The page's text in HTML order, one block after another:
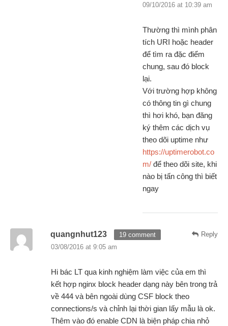
09/10/2016 at 10:39 am
Thường thì mình phân
tích URI hoặc header
để tìm ra đặc điểm
chung, sau đó block
lại.
Với trường hợp không
có thông tin gì chung
thì hơi khó, bạn đăng
ký thêm các dịch vụ
theo dõi uptime như
https://uptimerobot.co
m/ để theo dõi site, khi
nào bị tấn công thì biết
ngay
Reply
quangnhut123
19 comment
03/08/2016 at 9:05 am
Hi bác LT qua kinh nghiệm làm việc của em thì
kết hợp nginx block header dạng này bên trong trả
về 444 và bên ngoài dùng CSF block theo
connections/s và chỉnh lại thời gian lấy mẫu là ok.
Thêm vào đó enable CDN là biện pháp chia nhỏ